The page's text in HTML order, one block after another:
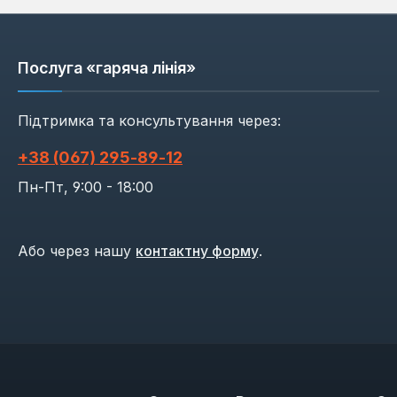
Послуга «гаряча лінія»
Підтримка та консультування через:
+38 (067) 295‑89‑12
Пн-Пт, 9:00 - 18:00
Або через нашу контактну форму.